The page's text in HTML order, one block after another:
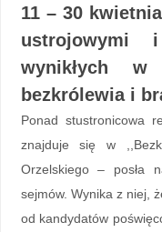
11 – 30
ustrojowymi
wynikłych
bezkrólewia i
Ponad stustronicowa
znajduje się w
Orzelskiego – posła
sejmów. Wynika z niej,
od kandydatów